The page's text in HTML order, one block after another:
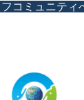
コミュニティ